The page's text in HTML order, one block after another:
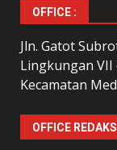
OFFICE :
Jln. Gatot
Lingkungan
Kecamatan
OFFICE